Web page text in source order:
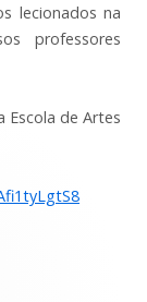
lecionados na
professores
Escola de Artes